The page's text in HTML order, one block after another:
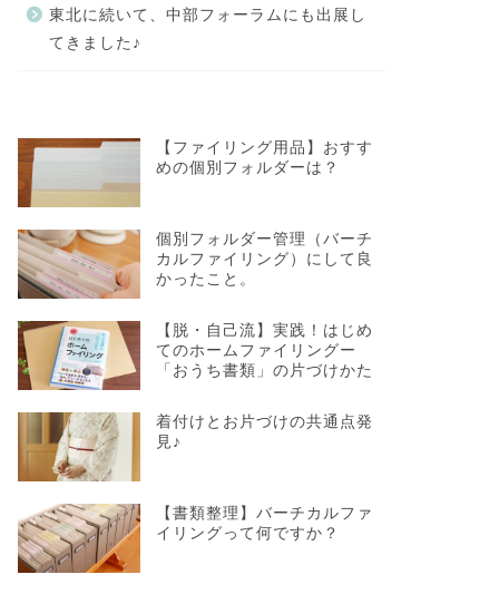
東北に続いて、中部フォーラムにも出展し
てきました♪
【ファイリング用品】おすす
めの個別フォルダーは？
個別フォルダー管理（バーチ
カルファイリング）にして良
かったこと。
【脱・自己流】実践！はじめ
てのホームファイリングー
「おうち書類」の片づけかた
着付けとお片づけの共通点発
見♪
【書類整理】バーチカルファ
イリングって何ですか？